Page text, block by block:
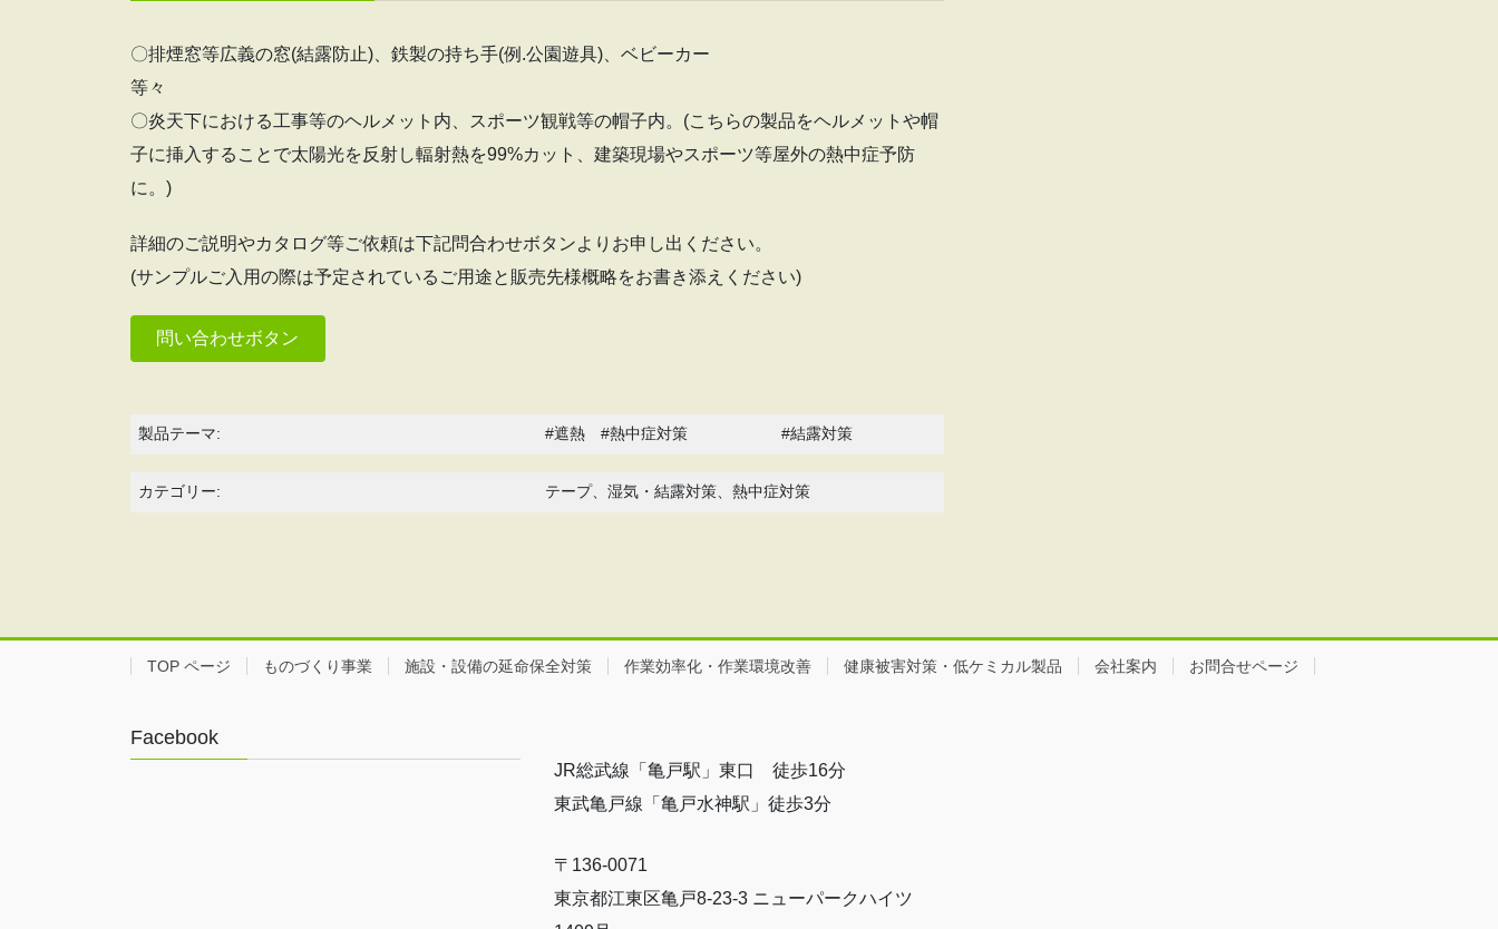
〇排煙窓等広義の窓(結露防止)、鉄製の持ち手(例.公園遊具)、ベビーカー
等々
〇炎天下における工事等のヘルメット内、スポーツ観戦等の帽子内。(こちらの製品をヘルメットや帽
子に挿入することで太陽光を反射し輻射熱を99%カット、建築現場やスポーツ等屋外の熱中症予防
に。)
詳細のご説明やカタログ等ご依頼は下記問合わせボタンよりお申し出ください。
(サンプルご入用の際は予定されているご用途と販売先様概略をお書き添えください)
問い合わせボタン
製品テーマ: #遮熱 #熱中症対策 #結露対策
カテゴリー: テープ、湿気・結露対策、熱中症対策
TOP ページ ものづくり事業 施設・設備の延命保全対策 作業効率化・作業環境改善 健康被害対策・低ケミカル製品 会社案内 お問合せページ
Facebook
JR総武線「亀戸駅」東口 徒歩16分
東武亀戸線「亀戸水神駅」徒歩3分
〒136-0071
東京都江東区亀戸8-23-3 ニューパークハイツ